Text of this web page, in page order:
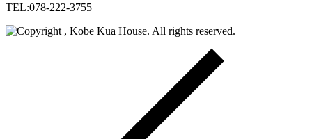
TEL:078-222-3755